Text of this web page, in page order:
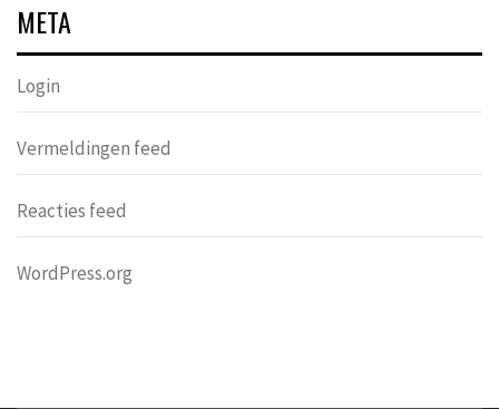
META
Login
Vermeldingen feed
Reacties feed
WordPress.org